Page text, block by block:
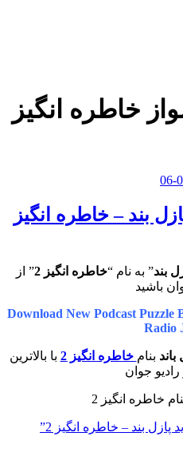
خاطره انگیز
بند – خاطره انگیز
بند” به نام “خاطره انگیز 2
” از
باشید
Download New Podcast Puzzle
Radio
باند بنام خاطره انگیز 2
با بالاترین
جوان
بند – خاطره انگیز 2”